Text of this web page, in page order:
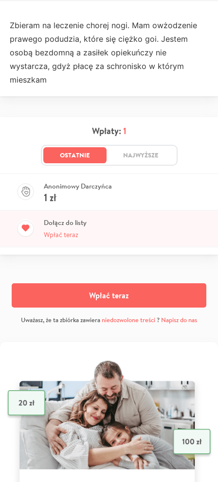
Zbieram na leczenie chorej nogi. Mam owżodzenie
prawego podudzia, które się ciężko goi. Jestem
osobą bezdomną a zasiłek opiekuńczy nie
wystarcza, gdyż płacę za schronisko w którym
mieszkam
Wpłaty: 1
OSTATNIE NAJWYŻSZE
Anonimowy Darczyńca
1 zł
Dołącz do listy
Wpłać teraz
Wpłać teraz
Uważasz, że ta zbiórka zawiera niedozwolone treści? Napisz do nas